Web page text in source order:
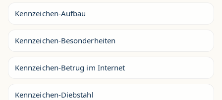
Kennzeichen-Aufbau
Kennzeichen-Besonderheiten
Kennzeichen-Betrug im Internet
Kennzeichen-Diebstahl